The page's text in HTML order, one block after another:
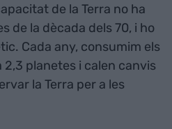
de la Terra no ha
de la dècada dels 70, i ho
Cada any, consumim els
planetes i calen canvis
la Terra per a les